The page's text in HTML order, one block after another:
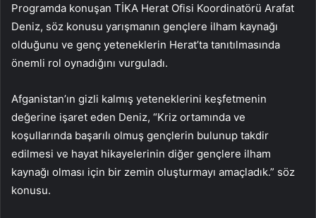
Programda konuşan TİKA Herat Ofisi Koordinatörü Arafat
Deniz, söz konusu yarışmanın gençlere ilham kaynağı
olduğunu ve genç yeteneklerin Herat’ta tanıtılmasında
önemli rol oynadığını vurguladı.
Afganistan’ın gizli kalmış yeteneklerini keşfetmenin
değerine işaret eden Deniz, “Kriz ortamında ve
koşullarında başarılı olmuş gençlerin bulunup takdir
edilmesi ve hayat hikayelerinin diğer gençlere ilham
kaynağı olması için bir zemin oluşturmayı amaçladık.” söz
konusu.